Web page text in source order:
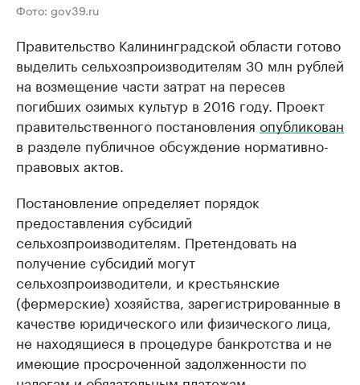
Фото: gov39.ru
Правительство Калининградской области готово
выделить сельхозпроизводителям 30 млн рублей
на возмещение части затрат на пересев
погибших озимых культур в 2016 году. Проект
правительственного постановления опубликован
в разделе публичное обсуждение нормативно-
правовых актов.
Постановление определяет порядок
предоставления субсидий
сельхозпроизводителям. Претендовать на
получение субсидий могут
сельхозпроизводители, и крестьянские
(фермерские) хозяйства, зарегистрированные в
качестве юридического или физического лица,
не находящиеся в процедуре банкротства и не
имеющие просроченной задолженности по